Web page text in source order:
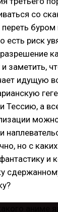
со
переть
есть риск
заметить,
идущую
Тессию, а
но с
и